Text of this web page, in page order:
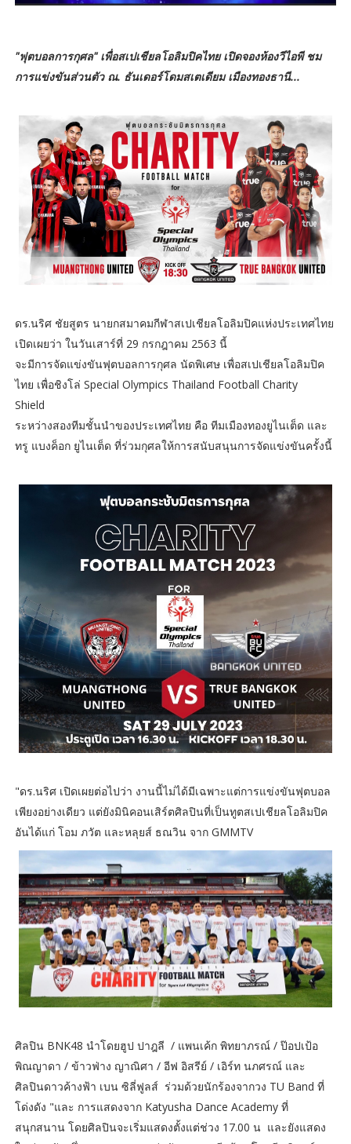
"ฟุตบอลการกุศล" เพื่อสเปเชียลโอลิมปิคไทย เปิดจองห้องวีไอพี ชม
การแข่งขันส่วนตัว ณ. ธันเดอร์โดมสเตเดียม เมืองทองธานี...
ดร.นริศ ชัยสูตร นายกสมาคมกีฬาสเปเชียลโอลิมปิคแห่งประเทศไทย
เปิดเผยว่า ในวันเสาร์ที่ 29 กรกฎาคม 2563 นี้
จะมีการจัดแข่งขันฟุตบอลการกุศล นัดพิเศษ เพื่อสเปเชียลโอลิมปิค
ไทย เพื่อชิงโล่ Special Olympics Thailand Football Charity
Shield
ระหว่างสองทีมชั้นนำของประเทศไทย คือ ทีมเมืองทองยูไนเต็ด และ
ทรู แบงค็อก ยูไนเต็ด ที่ร่วมกุศลให้การสนับสนุนการจัดแข่งขันครั้งนี้
"ดร.นริศ เปิดเผยต่อไปว่า งานนี้ไม่ได้มีเฉพาะแต่การแข่งขันฟุตบอล
เพียงอย่างเดียว แต่ยังมินิคอนเสิร์ตศิลปินที่เป็นทูตสเปเชียลโอลิมปิค
อันได้แก่ โอม ภวัต และหลุยส์ ธณวิน จาก GMMTV
ศิลปิน BNK48 นำโดยฮูป ปาฎลี / แพนเค้ก พิทยาภรณ์ / ป๊อปเป้อ
พิณญาดา / ข้าวฟ่าง ญาณิศา / อีฟ อิสรีย์ / เอิร์ท นภศรณ์ และ
ศิลปินดาวค้างฟ้า เบน ซิลี่ฟูลส์ ร่วมด้วยนักร้องจากวง TU Band ที่
โด่งดัง "และ การแสดงจาก Katyusha Dance Academy ที่
สนุกสนาน โดยศิลปินจะเริ่มแสดงตั้งแต่ช่วง 17.00 น และยังแสดง